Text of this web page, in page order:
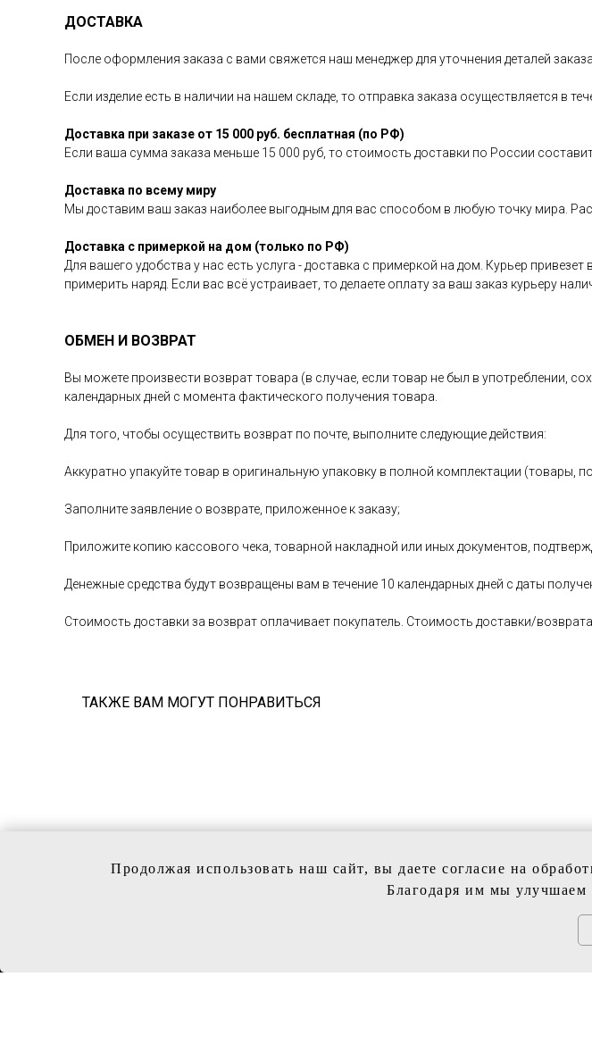
ДОСТАВКА
После оформления заказа с вами свяжется наш менеджер для уточнения деталей заказа
Если изделие есть в наличии на нашем складе, то отправка заказа осуществляется в
Доставка при заказе от 15 000 руб. бесплатная (по РФ)
Если ваша сумма заказа меньше 15 000 руб, то стоимость доставки по России
Доставка по всему миру
Мы доставим ваш заказ наиболее выгодным для вас способом в любую точку мира.
Доставка с примеркой на дом (только по РФ)
Для вашего удобства у нас есть услуга - доставка с примеркой на дом. Курьер
примерить наряд. Если вас всё устраивает, то делаете оплату за ваш заказ курьеру
ОБМЕН И ВОЗВРАТ
Вы можете произвести возврат товара (в случае, если товар не был в употреблении,
календарных дней с момента фактического получения товара.
Для того, чтобы осуществить возврат по почте, выполните следующие действия:
Аккуратно упакуйте товар в оригинальную упаковку в полной комплектации (товары,
Заполните заявление о возврате, приложенное к заказу;
Приложите копию кассового чека, товарной накладной или иных документов,
Денежные средства будут возвращены вам в течение 10 календарных дней с даты
Стоимость доставки за возврат оплачивает покупатель. Стоимость доставки/
ТАКЖЕ ВАМ МОГУТ ПОНРАВИТЬСЯ
Продолжая использовать наш сайт, вы даете согласие на
Благодаря им мы улучшаем